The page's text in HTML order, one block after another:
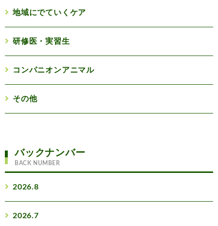
地域にでていくケア
研修医・実習生
コンパニオンアニマル
その他
バックナンバー
BACK NUMBER
2026.8
2026.7